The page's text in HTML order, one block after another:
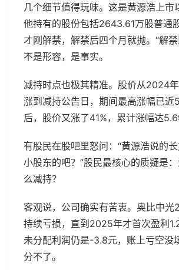
几个细节值得玩味。这是黄源浩上市
他持有的股份包括2643.61万股普通
才刚解禁，解禁后四个月就抛。“解禁
不是形容，是事实。
减持时点也极其精准。股价从2024
涨到减持公告日，期间最高涨幅已近
后，股价又涨了41%，累计涨幅达
有股民在股吧里怒问：“黄源浩说的
小股东的吧？”股民最核心的质疑是
么减持？
客观说，公司确实有苦衷。奥比中
持续亏损，直到2025年才首次盈利
未分配利润仍是-3.8元，账上亏空没
分不了。